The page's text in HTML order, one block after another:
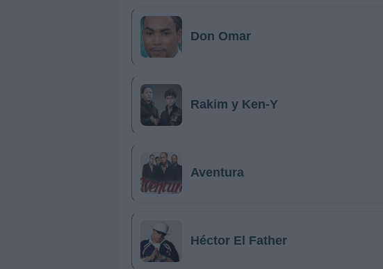
Don Omar
Rakim y Ken-Y
Aventura
Héctor El Father